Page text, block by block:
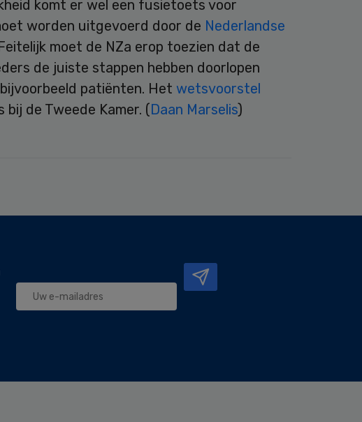
komt er wel een fusietoets voor
worden uitgevoerd door de Nederlandse
moet de NZa erop toezien dat de
de juiste stappen hebben doorlopen
patiënten. Het wetsvoorstel
de Tweede Kamer. (Daan Marselis)